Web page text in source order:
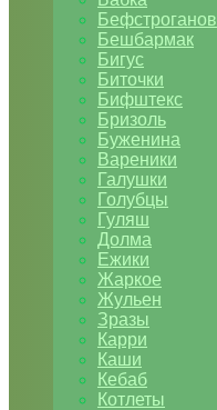
Бефстроганов
Бешбармак
Бигус
Биточки
Бифштекс
Бризоль
Буженина
Вареники
Галушки
Голубцы
Гуляш
Долма
Ежики
Жаркое
Жульен
Зразы
Карри
Каши
Кебаб
Котлеты